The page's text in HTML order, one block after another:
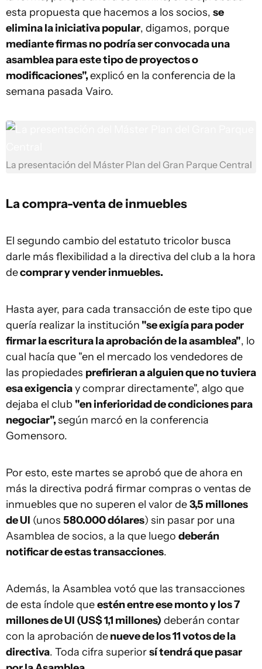
esta propuesta que hacemos a los socios, se
elimina la iniciativa popular, digamos, porque
mediante firmas no podría ser convocada una
asamblea para este tipo de proyectos o
modificaciones",explicó en la conferencia de la
semana pasada Vairo.
La presentación del Máster Plan del Gran Parque Central
La compra-venta de inmuebles
El segundo cambio del estatuto tricolor busca
darle más flexibilidad a la directiva del club a la hora
decomprar y vender inmuebles.
Hasta ayer, para cada transacción de este tipo que
quería realizar la institución "se exigía para poder
firmar la escritura la aprobación de la asamblea", lo
cual hacía que "en el mercado los vendedores de
las propiedades prefirieran a alguien que no tuviera
esa exigenciay comprar directamente", algo que
dejaba el club "en inferioridad de condiciones para
negociar",según marcó en la conferencia
Gomensoro.
Por esto, este martes se aprobó que de ahora en
más la directiva podrá firmar compras o ventas de
inmuebles que no superen el valor de3,5 millones
de UI (unos 580.000 dólares) sin pasar por una
Asamblea de socios, a la que luego deberán
notificar de estas transacciones.
Además, la Asamblea votó que las transacciones
de esta índole queestén entre ese monto y los 7
millones de UI (US$ 1,1 millones) deberán contar
con la aprobación denueve de los 11 votos de la
directiva. Toda cifra superiorsí tendrá que pasar